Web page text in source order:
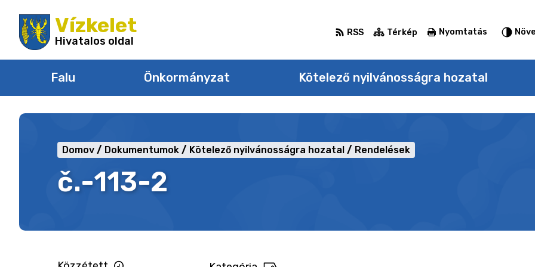
a
tartalomra
Vízkelet
Hivatalos oldal
Falu Önkormányzat Kötelező nyilvánosságra hozatal
RSS Térkép Nyomtatás
č.-113-2
Domov Dokumentumok Kötelező nyilvánosságra hozatal Rendelések